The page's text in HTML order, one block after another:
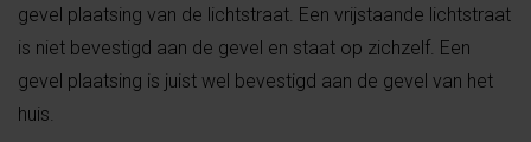
gevel plaatsing van de lichtstraat. Een vrijstaande lichtstraat
is niet bevestigd aan de gevel en staat op zichzelf. Een
gevel plaatsing is juist wel bevestigd aan de gevel van het
huis.